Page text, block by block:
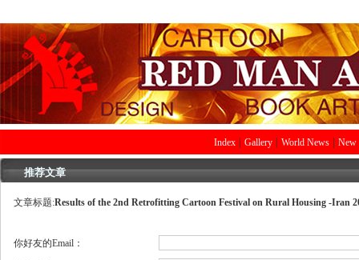
Index Gallery World News New
推荐文章
文章标题:Results of the 2nd Retrofitting Cartoon Festival on Rural Housing -Iran
你好友的Email：